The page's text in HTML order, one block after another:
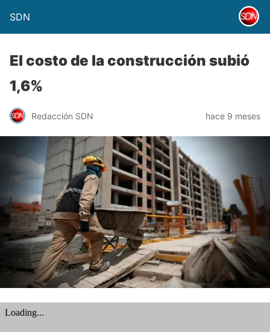
SDN
El costo de la construcción subió
1,6%
Redacción SDN hace 9 meses